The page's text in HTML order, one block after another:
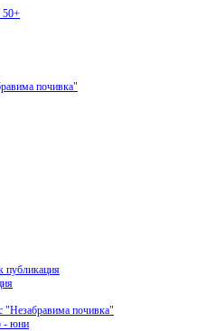
50+
почивка"
публикация
"Незабравима почивка"
- юни